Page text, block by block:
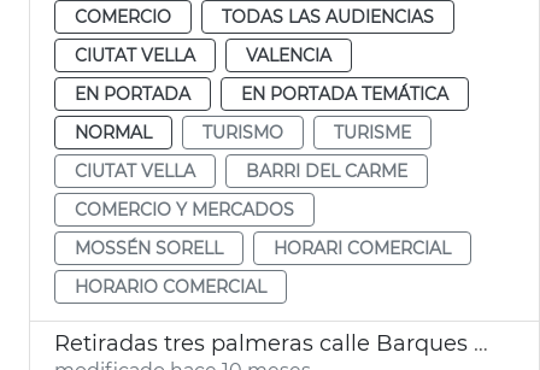
COMERCIO
TODAS LAS AUDIENCIAS
CIUTAT VELLA
VALENCIA
EN PORTADA
EN PORTADA TEMÁTICA
NORMAL
TURISMO
TURISME
CIUTAT VELLA
BARRI DEL CARME
COMERCIO Y MERCADOS
MOSSÉN SORELL
HORARI COMERCIAL
HORARIO COMERCIAL
Retiradas tres palmeras calle Barques València